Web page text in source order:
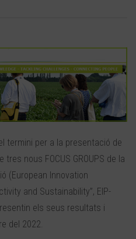
termini per a la presentació de
nous FOCUS GROUPS de la
(European Innovation
and Sustainability”, EIP-
els seus resultats i
del 2022.